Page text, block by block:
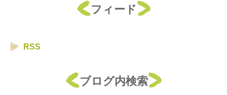
フィード
RSS
ブログ内検索